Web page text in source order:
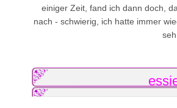
einiger Zeit, fand ich dann doch,
nach - schwierig, ich hatte immer